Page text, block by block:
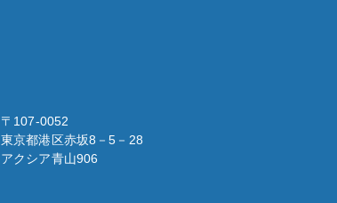
〒107-0052
東京都港区赤坂8－5－28
アクシア青山906